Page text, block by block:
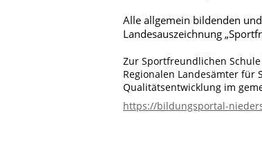
Alle allgemein bildenden
Landesauszeichnung
Zur Sportfreundlichen
Regionalen Landesämter für
Qualitätsentwicklung im
https://bildungsportal-